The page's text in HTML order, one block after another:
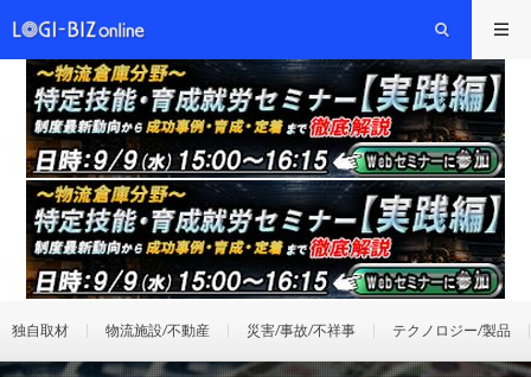
独自取材 物流施設/不動産 災害/事故/不祥事 テクノロジー/製品